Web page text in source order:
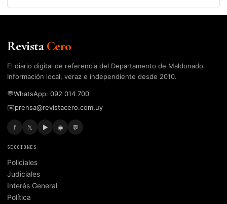
RevistaCero
El diario digital de referencia del Departamento de Maldonado.
Información local, veraz e independiente desde 2010.
💬WhatsApp: 092 014 700
✉️prensa@revistacero.com.uy
f 𝕏 ▶ ◉ 💬
SECCIONES
Policiales
Judiciales
Interés General
Política